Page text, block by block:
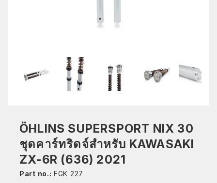
ÖHLINS SUPERSPORT NIX 30
ชุดคาร์ทริดจ์สำหรับ KAWASAKI
ZX-6R (636) 2021
Part no.: FGK 227